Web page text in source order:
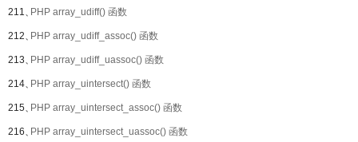
211、PHP array_udiff() 函数
212、PHP array_udiff_assoc() 函数
213、PHP array_udiff_uassoc() 函数
214、PHP array_uintersect() 函数
215、PHP array_uintersect_assoc() 函数
216、PHP array_uintersect_uassoc() 函数